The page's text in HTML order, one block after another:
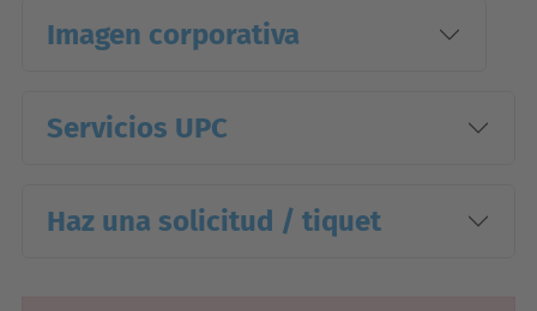
Imagen corporativa
Servicios UPC
Haz una solicitud / tiquet